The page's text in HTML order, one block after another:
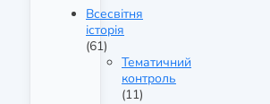
Всесвітня
історія
(61)
Тематичний
контроль
(11)